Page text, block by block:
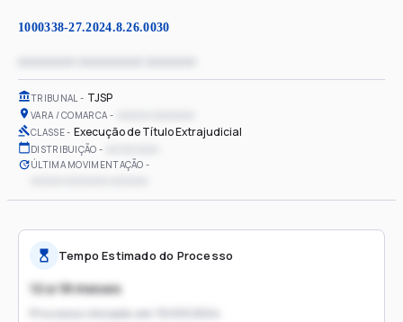
1000338-27.2024.8.26.0030
TRIBUNAL TJSP
VARA / COMARCA
CLASSE Execução de Título Extrajudicial
DISTRIBUIÇÃO
ÚLTIMA MOVIMENTAÇÃO
Tempo Estimado do Processo
12 a 18 meses
Processo iniciado em